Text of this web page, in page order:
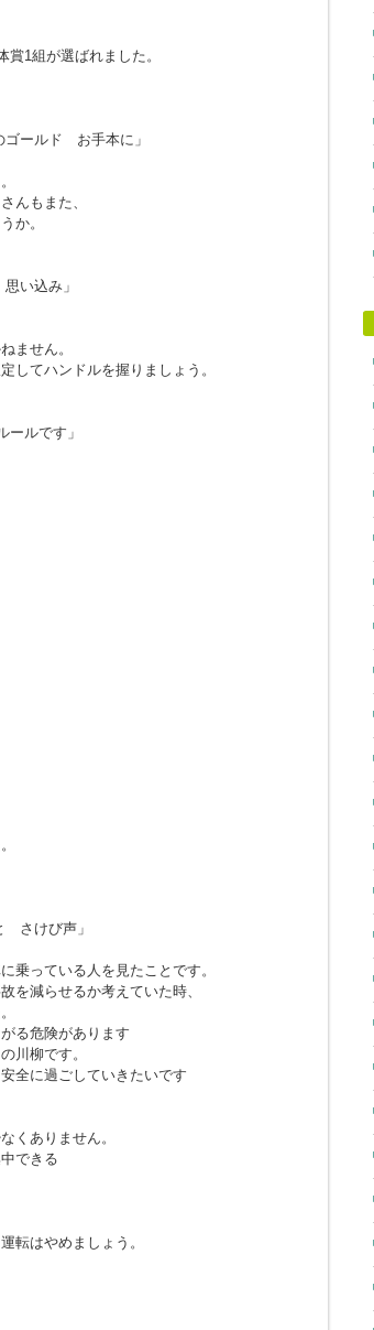
1組が選ばれました。
ゴールド お手本に」
んもまた、
か。
い込み」
ません。
してハンドルを握りましょう。
ルです」
さけび声」
乗っている人を見たことです。
を減らせるか考えていた時、
る危険があります
川柳です。
全に過ごしていきたいです
くありません。
できる
転はやめましょう。